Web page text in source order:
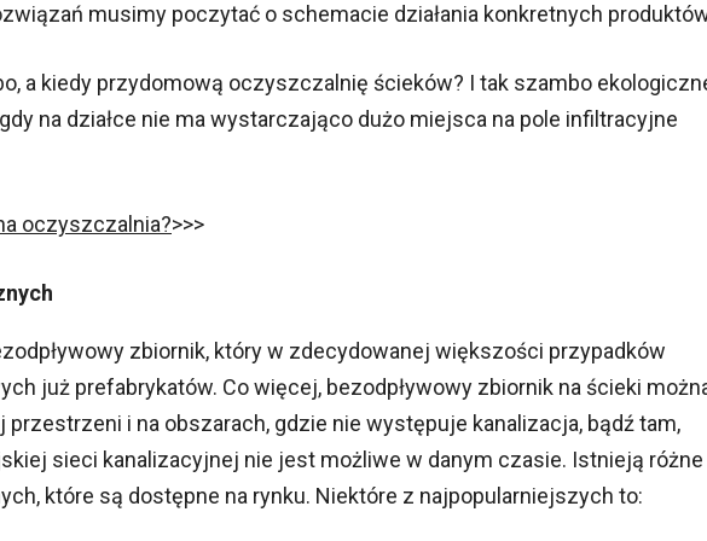
musimy poczytać o schemacie działania konkretnych
a kiedy przydomową oczyszczalnię ścieków? I tak szambo
na działce nie ma wystarczająco dużo miejsca na pole infiltracyjne
oczyszczalnia?>>>
zbiornik, który w zdecydowanej większości przypadków
już prefabrykatów. Co więcej, bezodpływowy zbiornik na ścieki
i na obszarach, gdzie nie występuje kanalizacja, bądź tam,
sieci kanalizacyjnej nie jest możliwe w danym czasie. Istnieją różne
które są dostępne na rynku. Niektóre z najpopularniejszych to: